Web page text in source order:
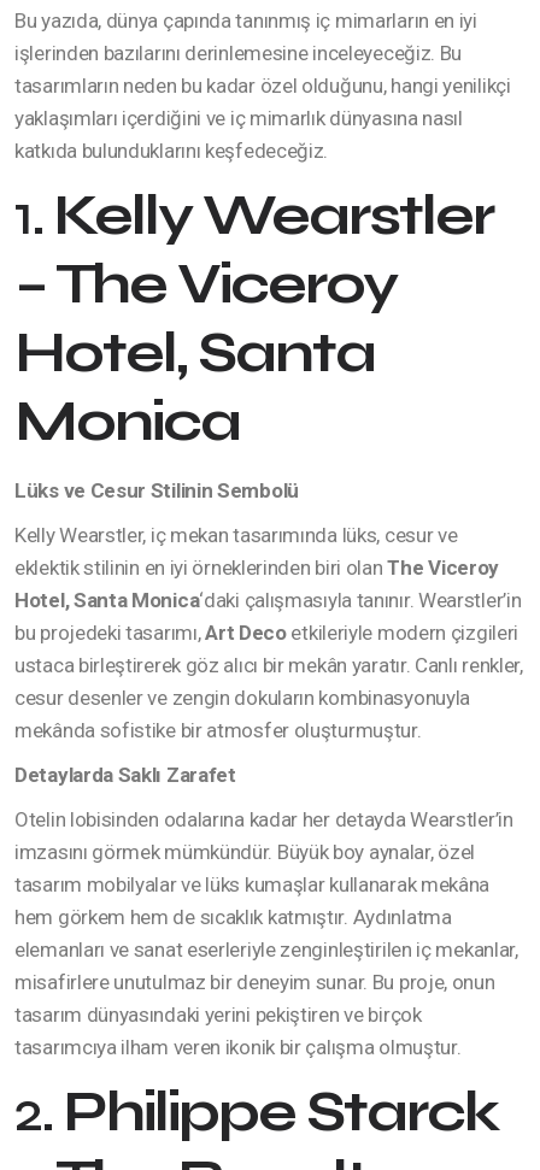
Bu yazıda, dünya çapında tanınmış iç mimarların en iyi
işlerinden bazılarını derinlemesine inceleyeceğiz. Bu
tasarımların neden bu kadar özel olduğunu, hangi yenilikçi
yaklaşımları içerdiğini ve iç mimarlık dünyasına nasıl
katkıda bulunduklarını keşfedeceğiz.
1. Kelly Wearstler
– The Viceroy
Hotel, Santa
Monica
Lüks ve Cesur Stilinin Sembolü
Kelly Wearstler, iç mekan tasarımında lüks, cesur ve
eklektik stilinin en iyi örneklerinden biri olanThe Viceroy
Hotel, Santa Monica‘daki çalışmasıyla tanınır. Wearstler’in
bu projedeki tasarımı,Art Decoetkileriyle modern çizgileri
ustaca birleştirerek göz alıcı bir mekân yaratır. Canlı renkler,
cesur desenler ve zengin dokuların kombinasyonuyla
mekânda sofistike bir atmosfer oluşturmuştur.
Detaylarda Saklı Zarafet
Otelin lobisinden odalarına kadar her detayda Wearstler’in
imzasını görmek mümkündür. Büyük boy aynalar, özel
tasarım mobilyalar ve lüks kumaşlar kullanarak mekâna
hem görkem hem de sıcaklık katmıştır. Aydınlatma
elemanları ve sanat eserleriyle zenginleştirilen iç mekanlar,
misafirlere unutulmaz bir deneyim sunar. Bu proje, onun
tasarım dünyasındaki yerini pekiştiren ve birçok
tasarımcıya ilham veren ikonik bir çalışma olmuştur.
2. Philippe Starck